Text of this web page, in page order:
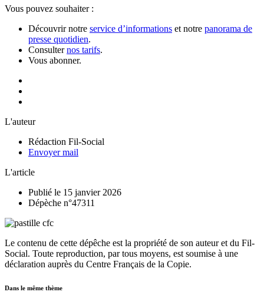
Vous pouvez souhaiter :
Découvrir notre service d’informations et notre panorama de
presse quotidien.
Consulternos tarifs.
Vous abonner.
L'auteur
Rédaction Fil-Social
Envoyer mail
L'article
Publié le 15 janvier 2026
Dépèche n°47311
Le contenu de cette dépêche est la propriété de son auteur et du Fil-
Social. Toute reproduction, par tous moyens, est soumise à une
déclaration auprès du Centre Français de la Copie.
Dans le même thème